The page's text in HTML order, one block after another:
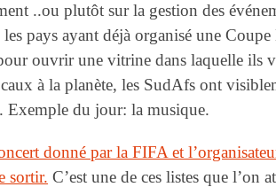
..ou plutôt sur la gestion des
pays ayant déjà organisé une Coupe
ouvrir une vitrine dans laquelle ils
à la planète, les SudAfs ont
Exemple du jour: la musique.
donné par la FIFA et
sortir. C’est une de ces listes que l’on